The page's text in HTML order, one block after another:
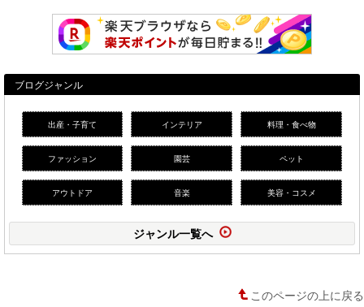
ブログジャンル
出産・子育て インテリア 料理・食べ物
ファッション 園芸 ペット
アウトドア 音楽 美容・コスメ
ジャンル一覧へ
このページの上に戻る